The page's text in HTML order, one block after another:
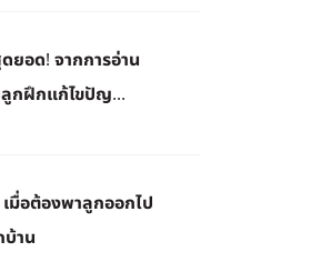
ยอด! จากการอ่าน
กฝึกแก้ไขปัญ...
มื่อต้องพาลูกออกไป
บ้าน